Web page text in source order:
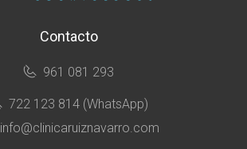
Contacto
961 081 293
722 123 814 (WhatsApp)
info@clinicaruiznavarro.com